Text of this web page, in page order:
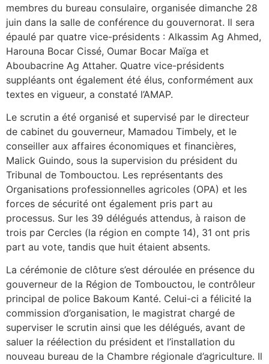
membres du bureau consulaire, organisée dimanche 28
juin dans la salle de conférence du gouvernorat. Il sera
épaulé par quatre vice-présidents : Alkassim Ag Ahmed,
Harouna Bocar Cissé, Oumar Bocar Maïga et
Aboubacrine Ag Attaher. Quatre vice-présidents
suppléants ont également été élus, conformément aux
textes en vigueur, a constaté l’AMAP.
Le scrutin a été organisé et supervisé par le directeur
de cabinet du gouverneur, Mamadou Timbely, et le
conseiller aux affaires économiques et financières,
Malick Guindo, sous la supervision du président du
Tribunal de Tombouctou. Les représentants des
Organisations professionnelles agricoles (OPA) et les
forces de sécurité ont également pris part au
processus. Sur les 39 délégués attendus, à raison de
trois par Cercles (la région en compte 14), 31 ont pris
part au vote, tandis que huit étaient absents.
La cérémonie de clôture s’est déroulée en présence du
gouverneur de la Région de Tombouctou, le contrôleur
principal de police Bakoum Kanté. Celui-ci a félicité la
commission d’organisation, le magistrat chargé de
superviser le scrutin ainsi que les délégués, avant de
saluer la réélection du président et l’installation du
nouveau bureau de la Chambre régionale d’agriculture. Il